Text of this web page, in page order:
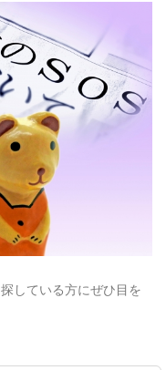
している方にぜひ目を